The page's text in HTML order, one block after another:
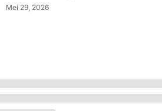
Mei 29, 2026